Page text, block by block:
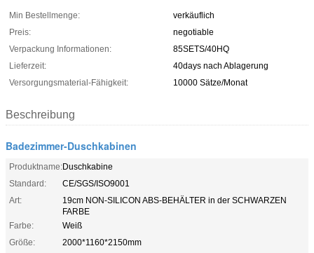
Min Bestellmenge:
verkäuflich
Preis:
negotiable
Verpackung Informationen:
85SETS/40HQ
Lieferzeit:
40days nach Ablagerung
Versorgungsmaterial-Fähigkeit:
10000 Sätze/Monat
Beschreibung
Badezimmer-Duschkabinen
Produktname:Duschkabine
Standard:
CE/SGS/ISO9001
Art:
19cm NON-SILICON ABS-BEHÄLTER in der SCHWARZEN
FARBE
Farbe:
Weiß
Größe:
2000*1160*2150mm